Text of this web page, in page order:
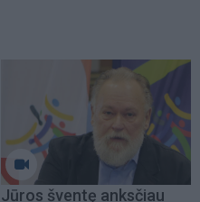
Jūros šventę anksčiau